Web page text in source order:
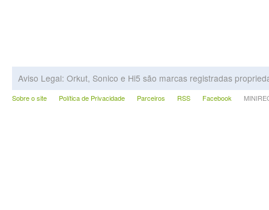
Aviso Legal: Orkut, Sonico e Hi5 são marcas registradas
Sobre o site Política de Privacidade Parceiros RSS Facebook